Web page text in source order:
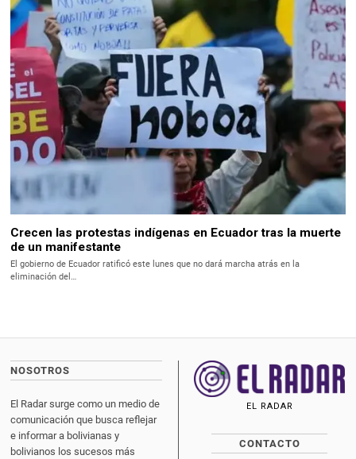
Crecen las protestas indígenas en Ecuador tras la muerte
de un manifestante
El gobierno de Ecuador ratificó este lunes que no dará marcha atrás en la
eliminación del…
NOSOTROS
El Radar surge como un medio de
comunicación que busca reflejar
e informar a bolivianas y
bolivianos los sucesos más
EL RADAR
CONTACTO